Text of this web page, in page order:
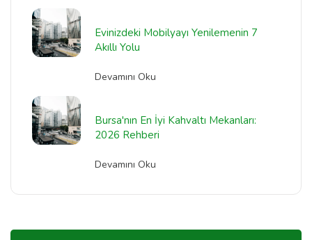
Evinizdeki Mobilyayı Yenilemenin 7
Akıllı Yolu
Devamını Oku
Bursa'nın En İyi Kahvaltı Mekanları:
2026 Rehberi
Devamını Oku